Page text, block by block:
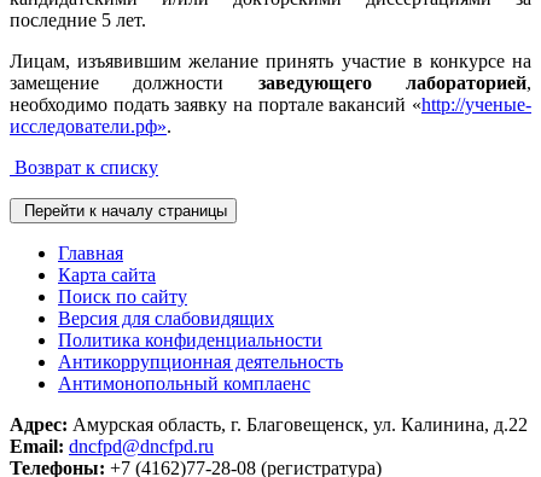
последние 5 лет.
Лицам, изъявившим желание принять участие в конкурсе на
замещение должности заведующего лабораторией,
необходимо подать заявку на портале вакансий «http://ученые-
исследователи.рф».
Возврат к списку
Перейти к началу страницы
Главная
Карта сайта
Поиск по сайту
Версия для слабовидящих
Политика конфиденциальности
Антикоррупционная деятельность
Антимонопольный комплаенс
Адрес: Амурская область, г. Благовещенск, ул. Калинина, д.22
Email: dncfpd@dncfpd.ru
Телефоны: +7 (4162)77-28-08 (регистратура)